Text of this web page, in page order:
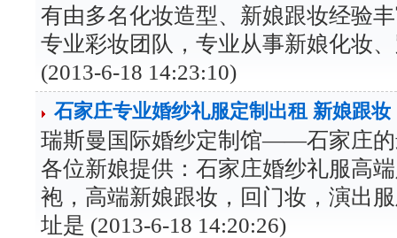
有由多名化妆造型、新娘跟妆经验
专业彩妆团队，专业从事新娘化妆
(2013-6-18 14:23:10)
石家庄专业婚纱礼服定制出租 新娘跟妆
瑞斯曼国际婚纱定制馆——石家庄
各位新娘提供：石家庄婚纱礼服高
袍，高端新娘跟妆，回门妆，演出
址是 (2013-6-18 14:20:26)